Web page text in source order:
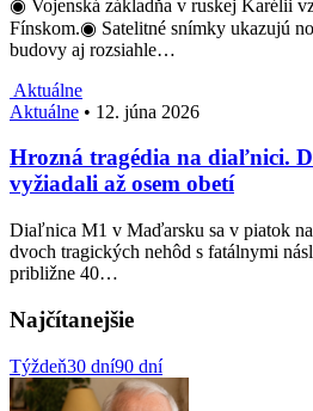
◉ Vojenská základňa v ruskej Karélii
Fínskom.◉ Satelitné snímky ukazujú
budovy aj rozsiahle…
Aktuálne
Aktuálne • 12. júna 2026
Hrozná tragédia na diaľnici.
vyžiadali až osem obetí
Diaľnica M1 v Maďarsku sa v piatok
dvoch tragických nehôd s fatálnymi
približne 40…
Najčítanejšie
Týždeň30 dní90 dní